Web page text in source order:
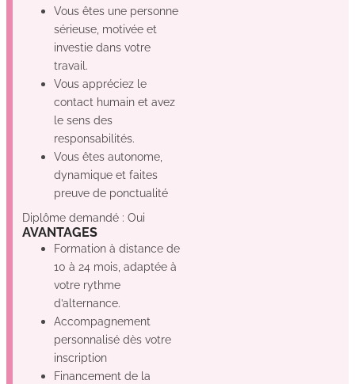
Vous êtes une personne
sérieuse, motivée et
investie dans votre
travail.
Vous appréciez le
contact humain et avez
le sens des
responsabilités.
Vous êtes autonome,
dynamique et faites
preuve de ponctualité
Diplôme demandé : Oui
AVANTAGES
Formation à distance de
10 à 24 mois, adaptée à
votre rythme
d’alternance.
Accompagnement
personnalisé dès votre
inscription
Financement de la